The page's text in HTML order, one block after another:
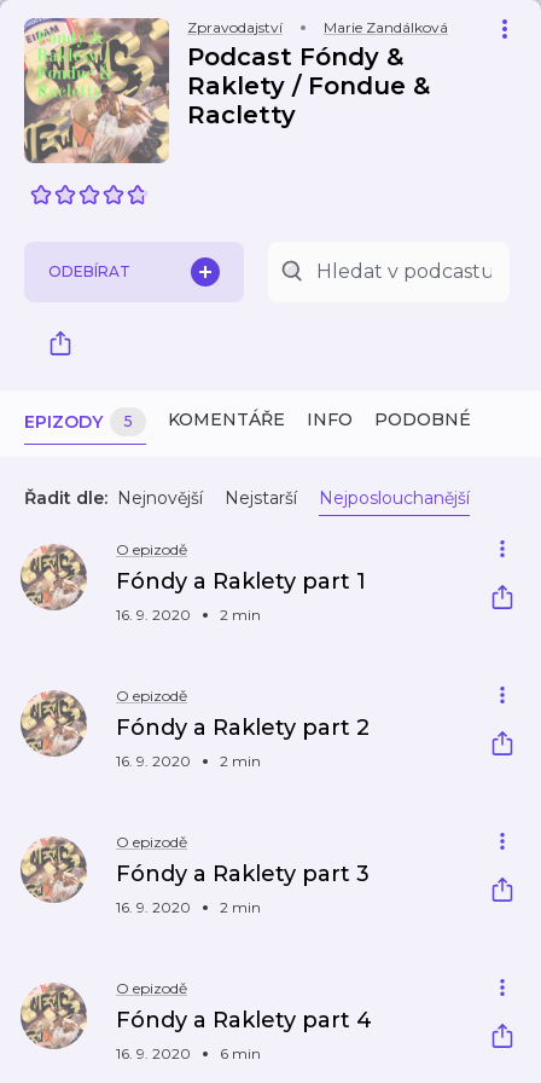
Zpravodajství Marie Zandálková
Podcast Fóndy &
Raklety / Fondue &
Racletty
ODEBÍRAT
EPIZODY 5 KOMENTÁŘE INFO PODOBNÉ
Řadit dle: Nejnovější Nejstarší Nejposlouchanější
O epizodě
Fóndy a Raklety part 1
16. 9. 2020 2 min
O epizodě
Fóndy a Raklety part 2
16. 9. 2020 2 min
O epizodě
Fóndy a Raklety part 3
16. 9. 2020 2 min
O epizodě
Fóndy a Raklety part 4
16. 9. 2020 6 min